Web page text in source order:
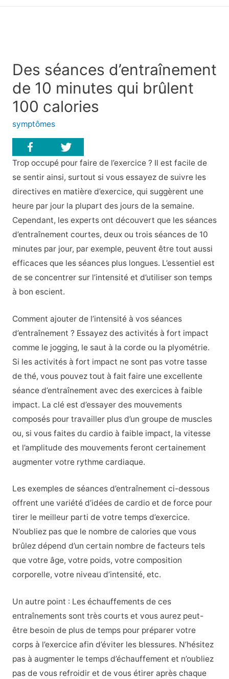
Des séances d’entraînement
de 10 minutes qui brûlent
100 calories
symptômes
Trop occupé pour faire de l’exercice ? Il est facile de
se sentir ainsi, surtout si vous essayez de suivre les
directives en matière d’exercice, qui suggèrent une
heure par jour la plupart des jours de la semaine.
Cependant, les experts ont découvert que les séances
d’entraînement courtes, deux ou trois séances de 10
minutes par jour, par exemple, peuvent être tout aussi
efficaces que les séances plus longues. L’essentiel est
de se concentrer sur l’intensité et d’utiliser son temps
à bon escient.
Comment ajouter de l’intensité à vos séances
d’entraînement ? Essayez des activités à fort impact
comme le jogging, le saut à la corde ou la plyométrie.
Si les activités à fort impact ne sont pas votre tasse
de thé, vous pouvez tout à fait faire une excellente
séance d’entraînement avec des exercices à faible
impact. La clé est d’essayer des mouvements
composés pour travailler plus d’un groupe de muscles
ou, si vous faites du cardio à faible impact, la vitesse
et l’amplitude des mouvements feront certainement
augmenter votre rythme cardiaque.
Les exemples de séances d’entraînement ci-dessous
offrent une variété d’idées de cardio et de force pour
tirer le meilleur parti de votre temps d’exercice.
N’oubliez pas que le nombre de calories que vous
brûlez dépend d’un certain nombre de facteurs tels
que votre âge, votre poids, votre composition
corporelle, votre niveau d’intensité, etc.
Un autre point : Les échauffements de ces
entraînements sont très courts et vous aurez peut-
être besoin de plus de temps pour préparer votre
corps à l’exercice afin d’éviter les blessures. N’hésitez
pas à augmenter le temps d’échauffement et n’oubliez
pas de vous refroidir et de vous étirer après chaque